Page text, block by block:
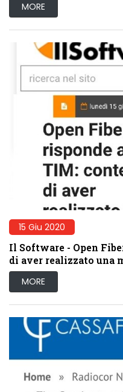
MORE
15 Giu 2020
Il Software - Open
di aver realizzato una
MORE